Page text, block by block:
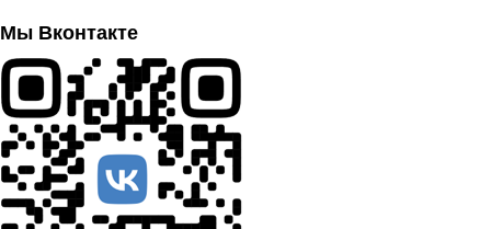
Мы Вконтакте